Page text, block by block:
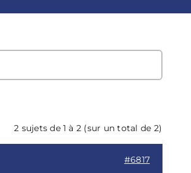
2 sujets de 1 à 2 (sur un total de 2)
#6817